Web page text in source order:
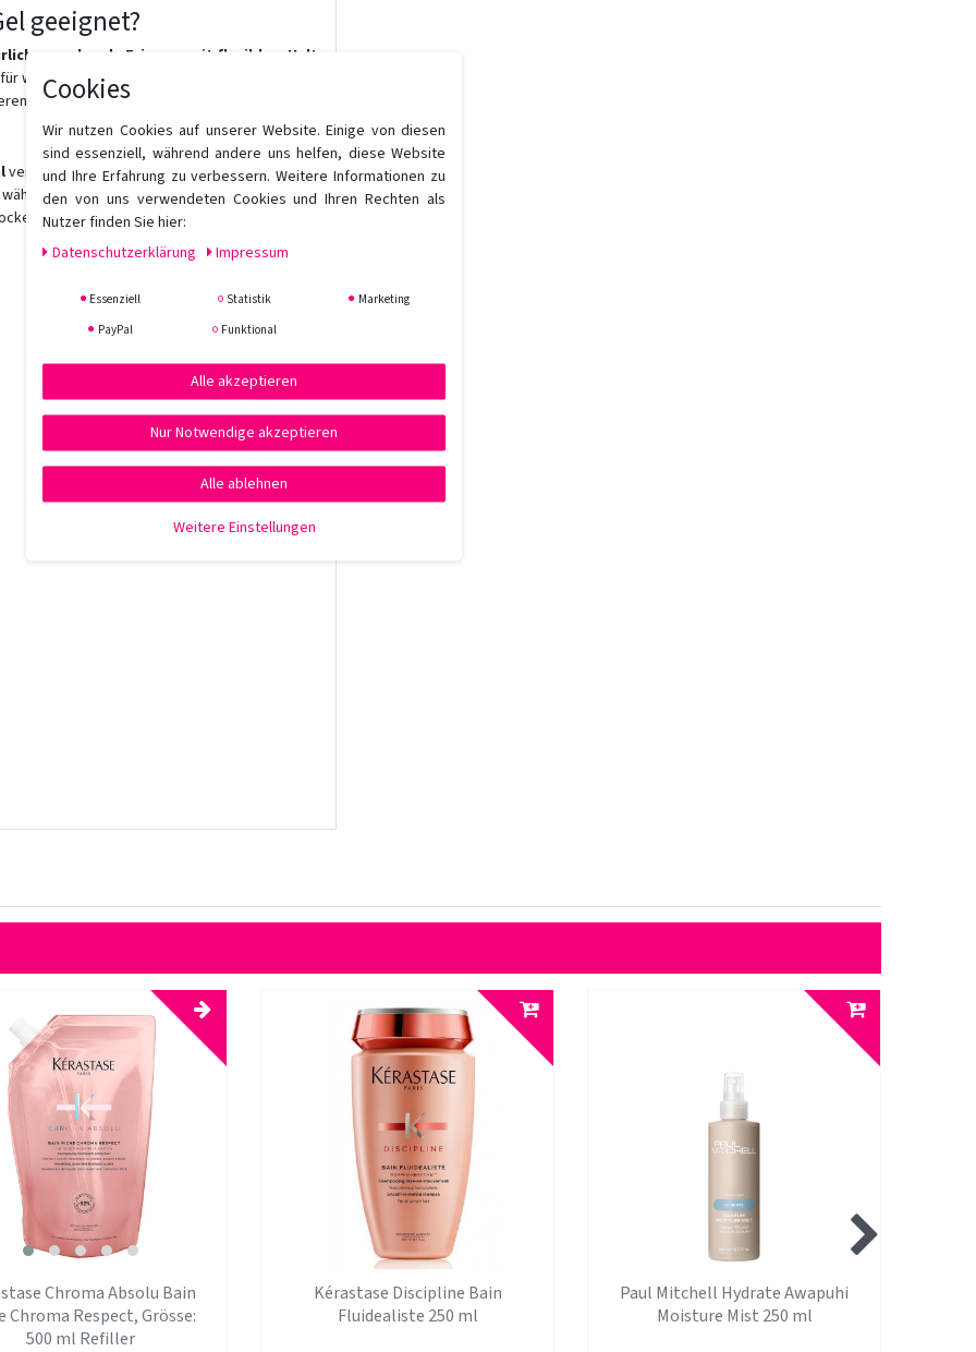
geeignet?
aussehende Frisuren mit flexiblem Halt
welliges oder lockiges Haar und ist
der Frisur.
verbindet leichte Kontrolle mit einem
während die Frisur flexibel und beweglich bleibt
oder Wellen.
Chroma Absolu Bain
Chroma Respect, Grösse:
500 ml Refiller
Kérastase Discipline Bain
Fluidealiste 250 ml
Paul Mitchell Hydrate Awapuhi
Moisture Mist 250 ml
Cookies
Wir nutzen Cookies auf unserer Website. Einige von diesen
sind essenziell, während andere uns helfen, diese Website
und Ihre Erfahrung zu verbessern. Weitere Informationen zu
den von uns verwendeten Cookies und Ihren Rechten als
Nutzer finden Sie hier:
Daten­schutz­erklärung
Impressum
Essenziell Statistik
Marketing
PayPal
Funktional
Alle akzeptieren
Nur Notwendige akzeptieren
Alle ablehnen
Weitere Einstellungen